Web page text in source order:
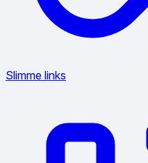
Slimme links